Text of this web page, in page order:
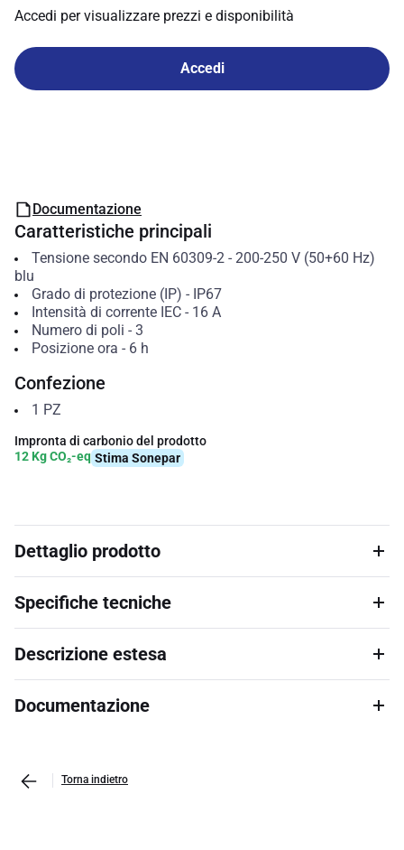
Accedi per visualizzare prezzi e disponibilità
Accedi
Documentazione
Caratteristiche principali
Tensione secondo EN 60309-2- 200-250 V (50+60 Hz)
blu
Grado di protezione (IP) - IP67
Intensità di corrente IEC- 16 A
Numero di poli - 3
Posizione ora - 6 h
Confezione
1 PZ
Impronta di carbonio del prodotto
12 Kg CO₂-eq Stima Sonepar
Dettaglio prodotto
Specifiche tecniche
Descrizione estesa
Documentazione
Torna indietro